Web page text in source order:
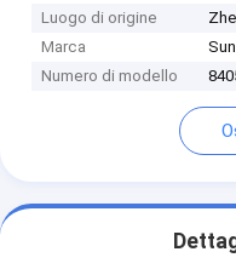
Luogo di origine
Marca
Numero di modello